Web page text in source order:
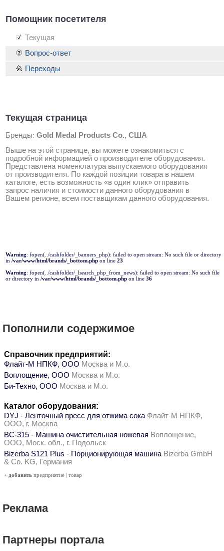
Помощник посетителя
Текущая
Текущая страница
Бренды: Gold Medal Products Co., США
Выше на этой странице, вы можете ознакомиться с
подробной информацией о производителе оборудования.
Представлена номенклатура выпускаемого оборудования
от производителя. По каждой позиции товара в нашем
каталоге, есть возможность «в один клик» отправить
запрос наличия и стоимости данного оборудования в
Вашем регионе, всем поставщикам данного оборудования.
Вопрос-ответ
Переходы
Warning: fopen(../cashfolder/_banners_php): failed to open stream: No such file or directory
in /var/www/html/brands/_bottom.php on line 23
Warning: fopen(../cashfolder/_lsearch_php_from_news): failed to open stream: No such file
or directory in /var/www/html/brands/_bottom.php on line 36
Пополнили содержимое
Справочник предприятий:
Флайт-М НПКФ, ООО Москва и М.о.
Воплощение, ООО Москва и М.о.
Би-Техно, ООО Москва и М.о.
Каталог оборудования:
DYJ - Ленточный пресс для отжима сока Флайт-М НПКФ,
ООО, г. Москва
ВС-315 - Машина очистительная ножевая Воплощение,
ООО, Моск. обл., г. Подольск
Bizerba S121 Plus - Порционирующая машина Bizerba GmbH
& Co. KG, Германия
+ добавить предприятие | товар
Реклама
Партнеры портала